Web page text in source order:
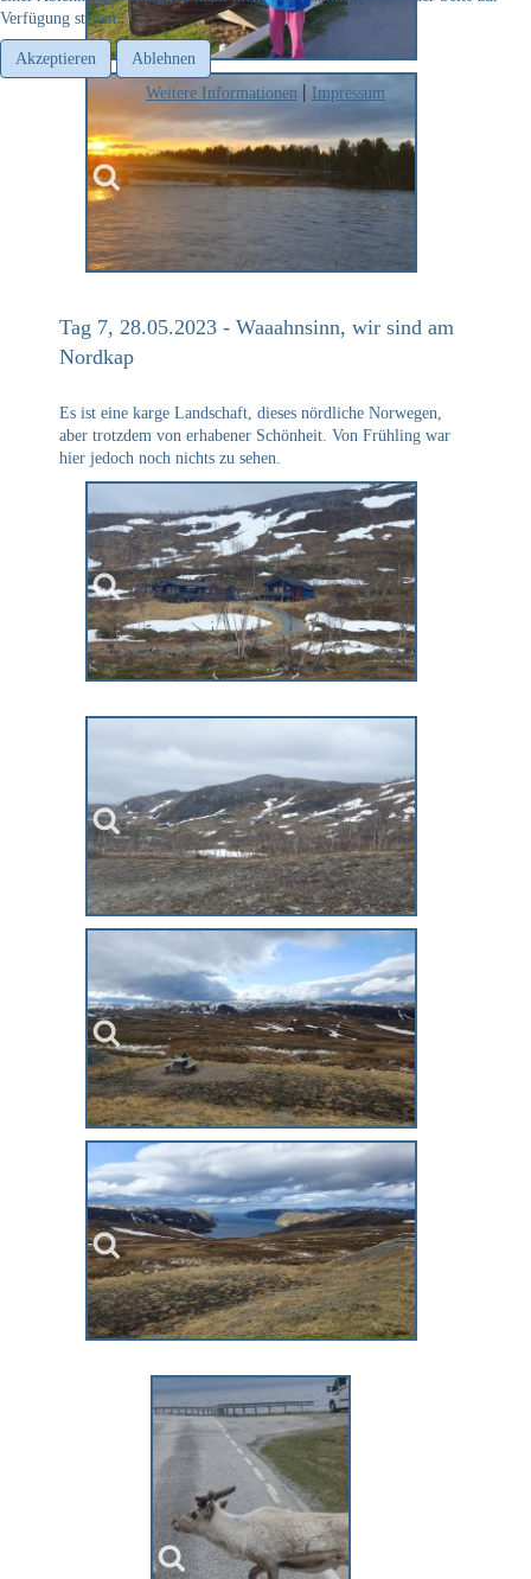
Tag 7, 28.05.2023 - Waaahnsinn, wir sind am
Nordkap
Es ist eine karge Landschaft, dieses nördliche Norwegen,
aber trotzdem von erhabener Schönheit. Von Frühling war
hier jedoch noch nichts zu sehen.
Verfügung stehen.
Akzeptieren
Ablehnen
Weitere Informationen
Impressum